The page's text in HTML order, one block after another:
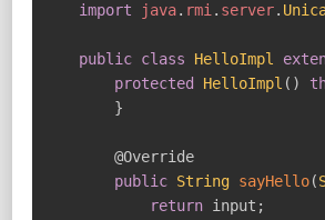
import
java. rmi. server.
public class HelloImpl
protected
HelloImpl ( )
}
@Override
public String sayHello(
return input ;